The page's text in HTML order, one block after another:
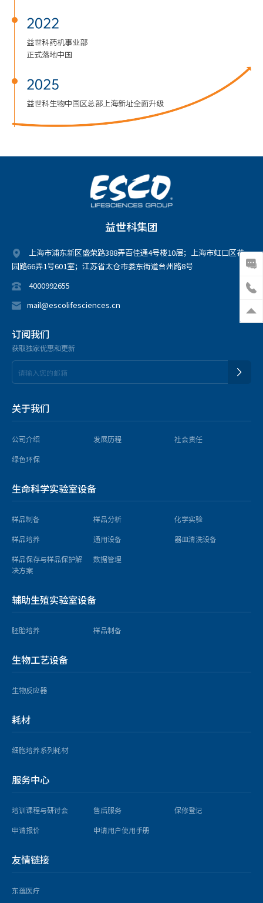
2022
益世科药机事业部
正式落地中国
2025
益世科生物中国区总部上海新址全面升级
益世科集团
上海市浦东新区盛荣路388弄百佳通4号楼10层；上海市虹口区花
园路66弄1号601室；江苏省太仓市娄东街道台州路8号
4000992655
mail@escolifesciences.cn
订阅我们
获取独家优惠和更新
关于我们
公司介绍 发展历程
社会责任
绿色环保
生命科学实验室设备
样品制备 样品分析
化学实验
样品培养
通用设备
器皿清洗设备
样品保存与样品保护解
决方案
数据管理
辅助生殖实验室设备
胚胎培养 样品制备
生物工艺设备
生物反应器
耗材
细胞培养系列耗材
服务中心
培训课程与研讨会 售后服务
保修登记
申请报价
申请用户使用手册
友情链接
东蕴医疗